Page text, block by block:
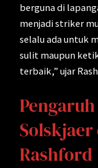
berguna di
menjadi striker
selalu ada untuk
sulit maupun
terbaik,” ujar
Rashford